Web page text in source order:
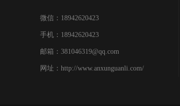
微信：18942620423
手机：18942620423
邮箱：381046319@qq.com
网址：http://www.anxunguanli.com/